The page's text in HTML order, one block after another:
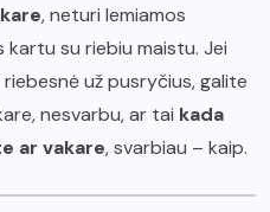
, neturi lemiamos
kartu su riebiu maistu. Jei
už pusryčius, galite
nesvarbu, ar tai kada
ar vakare, svarbiau – kaip.